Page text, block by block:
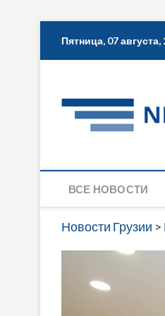
Пятница, 07 августа,
ВСЕ НОВОСТИ
Новости Грузии >